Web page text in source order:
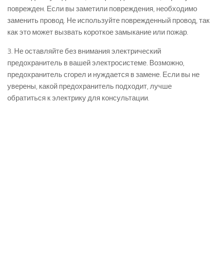
поврежден. Если вы заметили повреждения, необходимо
заменить провод. Не используйте поврежденный провод, так
как это может вызвать короткое замыкание или пожар.
3. Не оставляйте без внимания электрический
предохранитель в вашей электросистеме. Возможно,
предохранитель сгорел и нуждается в замене. Если вы не
уверены, какой предохранитель подходит, лучше
обратиться к электрику для консультации.